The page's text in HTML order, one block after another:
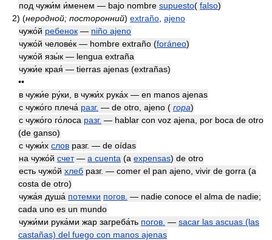
под чужи́м и́менем — bajo nombre supuesto( falso)
2) (неродной; посторонний) extraño ajeno
чужо́й ребенок — niño ajeno
чужо́й челове́к — hombre extraño (foráneo)
чужо́й язы́к — lengua extraña
чужи́е края́ — tierras ajenas (extrañas)
••
в чужи́е ру́ки, в чужи́х рука́х — en manos ajenas
с чужо́го плеча́ разг. — de otro, ajeno ( ropa)
с чужо́го го́лоса разг. — hablar con voz ajena, por boca de otro
(de ganso)
с чужи́х слов разг. — de oídas
на чужо́й счет— a cuenta (a expensas) de otro
есть чужо́й хлеб разг. — comer el pan ajeno, vivir de gorra (a
costa de otro)
чужа́я душа́ потемки погов. — nadie conoce el alma de nadie;
cada uno es un mundo
чужи́ми рука́ми жар загреба́ть погов. — sacar las ascuas (las
castañas) del fuego con manos ajenas